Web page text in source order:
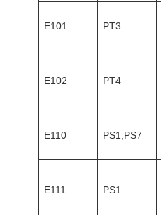
E101 PT3
E102 PT4
E110 PS1,PS7
E111 PS1